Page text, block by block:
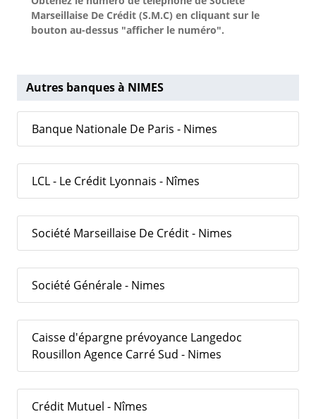
Marseillaise De Crédit (S.M.C) en cliquant sur le
bouton au-dessus "afficher le numéro".
Autres banques à NIMES
Banque Nationale De Paris - Nimes
LCL - Le Crédit Lyonnais - Nîmes
Société Marseillaise De Crédit - Nimes
Société Générale - Nimes
Caisse d'épargne prévoyance Langedoc
Rousillon Agence Carré Sud - Nimes
Crédit Mutuel - Nîmes